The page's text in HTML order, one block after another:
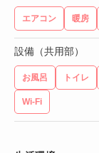
エアコン 暖房
設備（共用部）
お風呂 トイレ
Wi-Fi